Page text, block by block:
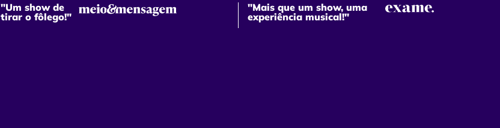
"Um show de
tirar o fôlego!"
"Mais que um show, uma
experiência musical!"